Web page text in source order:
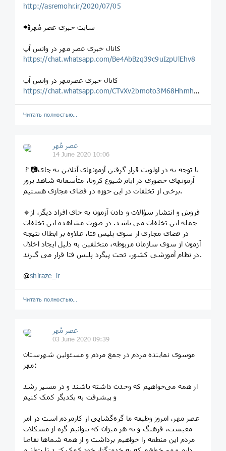
http://asremohr.ir/2020/07/05
📲سایت خبری عصر مُهر
کانال خبری عصر مهر در واتس آپ
https://chat.whatsapp.com/Be4AbBzq39c9uIzpUlEhv8
کانال خبری عصرمهر در واتس آپ
https://chat.whatsapp.com/CTvXv2bmoto3M68Hhmhgrh
Читать полностью…
عصر مُهر
14 June 2020 10:06
🚩📷با توجه به در اولویت قرار گرفتن آزمونهای آنلاین به جای
آزمونهای حضوری در ایام شیوع کرونا، متأسفانه شاهد بروز
برخی از تخلفات در این حوزه در فضای مجازی هستیم.
🔹️فروش و انتشار سؤالات و دادن آزمون به جای افراد دیگر، از
جمله این تخلفات می باشد. در صورت مشاهده این تخلفات
در فضای مجازی از سوی پلیس فتا، علاوه بر ابطال نتیجه
آزمون از سوی سازمان مربوطه، متخلفین به دلیل ایجاد اخلال
در نظام آموزشی کشور، تحت پیگرد پلیس فتا قرار می گیرند.
@shiraze_ir
Читать полностью…
عصر مُهر
03 June 2020 09:39
موسوی نماینده مردم در جمع مردم و مسئولین شهرستان
مهر:
از همه می‌خواهیم که وحدت داشته باشند و در مسیر رشد
و پیشرفت به یکدیگر کمک کنیم
عصر مهر، امروز وظیفه ما گره‌گشایی از کارمردم است در امر
معیشت، فرهنگ و به هر میزان که بتوانیم گره از مشکلات
مردم این منطقه را خواهیم برداشت و از همه شماها تقاضا